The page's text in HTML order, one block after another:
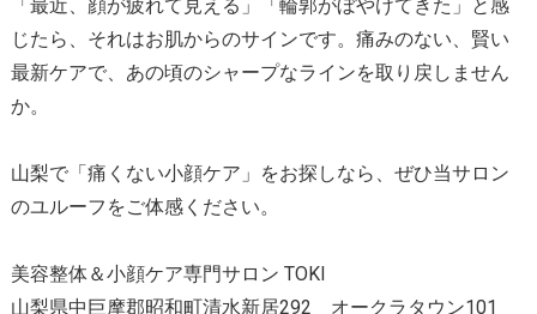
「最近、顔が疲れて見える」「輪郭がぼやけてきた」と感
じたら、それはお肌からのサインです。痛みのない、賢い
最新ケアで、あの頃のシャープなラインを取り戻しません
か。
山梨で「痛くない小顔ケア」をお探しなら、ぜひ当サロン
のユルーフをご体感ください。
美容整体＆小顔ケア専門サロン TOKI
山梨県中巨摩郡昭和町清水新居292 オークラタウン101